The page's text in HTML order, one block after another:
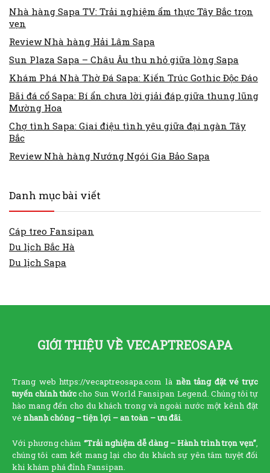
Nhà hàng Sapa TV: Trải nghiệm ẩm thực Tây Bắc trọn
vẹn
Review Nhà hàng Hải Lâm Sapa
Sun Plaza Sapa – Châu Âu thu nhỏ giữa lòng Sapa
Khám Phá Nhà Thờ Đá Sapa: Kiến Trúc Gothic Độc Đáo
Bãi đá cổ Sapa: Bí ẩn chưa lời giải đáp giữa thung lũng
Mường Hoa
Chợ tình Sapa: Giai điệu tình yêu giữa đại ngàn Tây
Bắc
Review Nhà hàng Nướng Ngói Gia Bảo Sapa
Danh mục bài viết
Cáp treo Fansipan
Du lịch Bắc Hà
Du lịch Sapa
GIỚI THIỆU VỀ VECAPTREOSAPA
Trang web https://vecaptreosapa.com là nền tảng đặt vé trực
tuyến chính thứccho Sun World Fansipan Legend. Chúng tôi tự
hào mang đến cho du khách trong và ngoài nước một kênh đặt
vé nhanh chóng – tiện lợi – an toàn – ưu đãi
Với phương châm “Trải nghiệm dễ dàng – Hành trình trọn vẹn”
chúng tôi cam kết mang lại cho du khách sự yên tâm tuyệt đối
khi khám phá đỉnh Fansipan.